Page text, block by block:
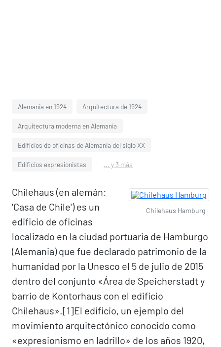
Alemania en 1924 Arquitectura de 1924
Arquitectura moderna en Alemania
Edificios de oficinas de Alemania del siglo XX
Edificios expresionistas ... y 3 más
Chilehaus Hamburg
Chilehaus (en alemán:
'Casa de Chile') es un
edificio de oficinas
localizado en la ciudad portuaria de Hamburgo
(Alemania) que fue declarado patrimonio de la
humanidad por la Unesco el 5 de julio de 2015
dentro del conjunto «Área de Speicherstadt y
barrio de Kontorhaus con el edificio
Chilehaus».[1]​ El edificio, un ejemplo del
movimiento arquitectónico conocido como
«expresionismo en ladrillo» de los años 1920,